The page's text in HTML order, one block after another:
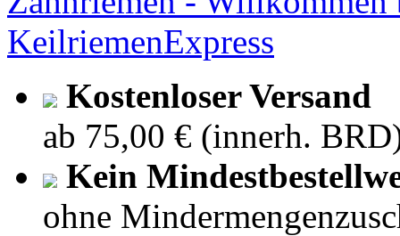
Kostenloser Versand
ab 75,00 € (innerh.
Kein
ohne